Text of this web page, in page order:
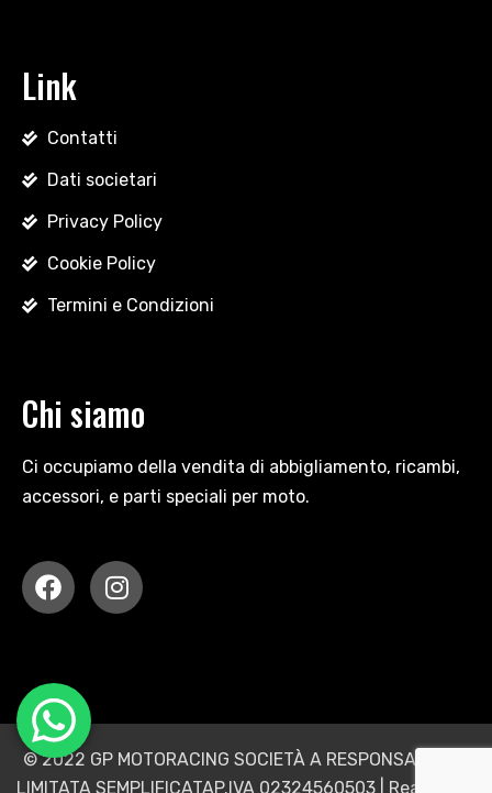
Link
Contatti
Dati societari
Privacy Policy
Cookie Policy
Termini e Condizioni
Chi siamo
Ci occupiamo della vendita di abbigliamento, ricambi,
accessori, e parti speciali per moto.
© 2022 GP MOTORACING SOCIETÀ A RESPONSABILITÀ
LIMITATA SEMPLIFICATAP.IVA 02324560503 | Realizzato